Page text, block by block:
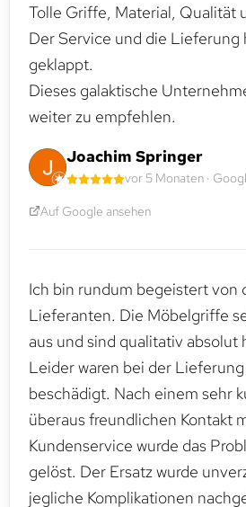
Tolle Griffe, Material, Qualität
Der Service und die Lieferung
geklappt.
Dieses galaktische
weiter zu empfehlen.
Joachim Springer
vor 5 Monaten ·
Auf Google ansehen
Ich bin rundum begeistert von
Lieferanten. Die Möbelgriffe
aus und sind qualitativ absolut
Leider waren bei der
beschädigt. Nach einem sehr
überaus freundlichen Kontakt
Kundenservice wurde das
gelöst. Der Ersatz wurde
jegliche Komplikationen